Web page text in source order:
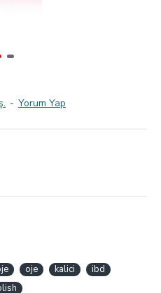
- Yorum Yap
oje kalici
ibd